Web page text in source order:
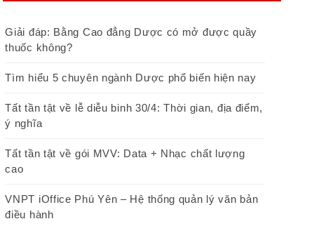
Giải đáp: Bằng Cao đẳng Dược có mở được quầy
thuốc không?
Tìm hiểu 5 chuyên ngành Dược phổ biến hiện nay
Tất tần tật về lễ diễu binh 30/4: Thời gian, địa điểm,
ý nghĩa
Tất tần tật về gói MVV: Data + Nhạc chất lượng
cao
VNPT iOffice Phú Yên – Hệ thống quản lý văn bản
điều hành